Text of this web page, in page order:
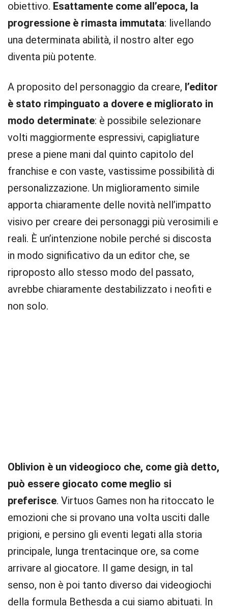
obiettivo. Esattamente come all’epoca, la
progressione è rimasta immutata: livellando
una determinata abilità, il nostro alter ego
diventa più potente.
A proposito del personaggio da creare, l’editor
è stato rimpinguato a dovere e migliorato in
modo determinate: è possibile selezionare
volti maggiormente espressivi, capigliature
prese a piene mani dal quinto capitolo del
franchise e con vaste, vastissime possibilità di
personalizzazione. Un miglioramento simile
apporta chiaramente delle novità nell’impatto
visivo per creare dei personaggi più verosimili e
reali. È un’intenzione nobile perché si discosta
in modo significativo da un editor che, se
riproposto allo stesso modo del passato,
avrebbe chiaramente destabilizzato i neofiti e
non solo.
Oblivion è un videogioco che, come già detto,
può essere giocato come meglio si
preferisce. Virtuos Games non ha ritoccato le
emozioni che si provano una volta usciti dalle
prigioni, e persino gli eventi legati alla storia
principale, lunga trentacinque ore, sa come
arrivare al giocatore. Il game design, in tal
senso, non è poi tanto diverso dai videogiochi
della formula Bethesda a cui siamo abituati. In